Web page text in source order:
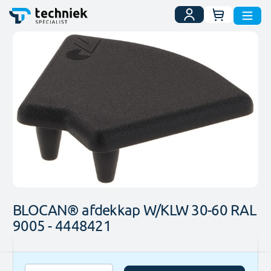
Uw
afbeeldingen-
gallerij
naar
het
begin
de
afbeeldingen-
BLOCAN® afdekkap W/KLW 30-60 RAL
9005 - 4448421